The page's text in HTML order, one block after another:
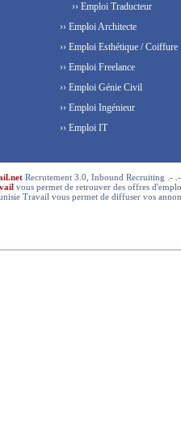
›› Emploi Traducteur
›› Emploi Architecte
›› Emploi Esthétique / Coiffure
›› Emploi Freelance
›› Emploi Génie Civil
›› Emploi Ingénieur
›› Emploi IT
Recrutement 3.0, Inbound Recruiting .-
vous permet de retrouver des offres
Travail vous permet de diffuser vos